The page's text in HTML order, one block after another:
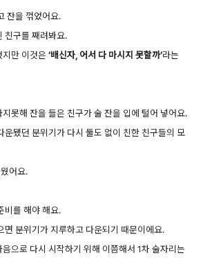
잔을 꺾었어요.
친구를 째려봐요.
만 이것은 ‘배신자, 어서 다 마시지 못할까’라는
못해 잔을 들은 친구가 술 잔을 입에 털어 넣어요.
운됐던 분위기가 다시 둘도 없이 친한 친구들의 모
어요.
비를 해야 해요.
면 분위기가 지루하고 다운되기 때문이에요.
으로 다시 시작하기 위해 이쯤해서 1차 술자리는